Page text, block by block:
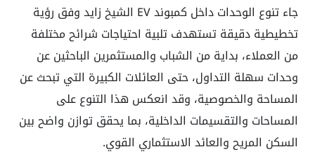
جاء تنوع الوحدات داخل كمبوند EV الشيخ زايد وفق رؤية
تخطيطية دقيقة تستهدف تلبية احتياجات شرائح مختلفة
من العملاء، بداية من الشباب والمستثمرين الباحثين عن
وحدات سهلة التداول، حتى العائلات الكبيرة التي تبحث عن
المساحة والخصوصية، وقد انعكس هذا التنوع على
المساحات والتقسيمات الداخلية، بما يحقق توازن واضح بين
السكن المريح والعائد الاستثماري القوي.